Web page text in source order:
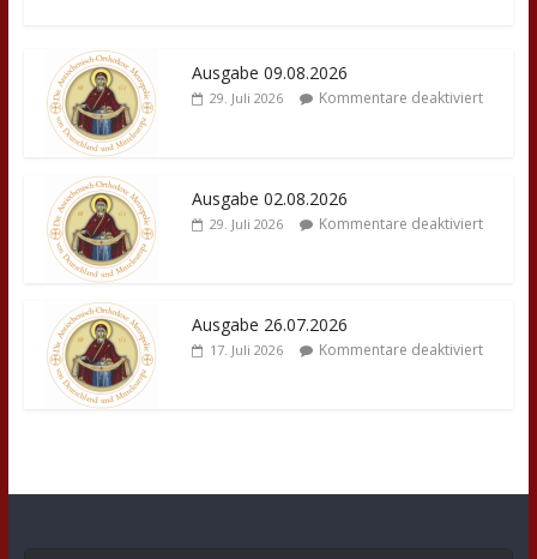
Ausgabe 09.08.2026
29. Juli 2026 Kommentare deaktiviert
Ausgabe 02.08.2026
29. Juli 2026 Kommentare deaktiviert
Ausgabe 26.07.2026
17. Juli 2026 Kommentare deaktiviert